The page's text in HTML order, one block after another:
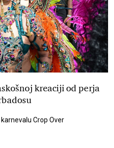
kreaciji od perja
Crop Over